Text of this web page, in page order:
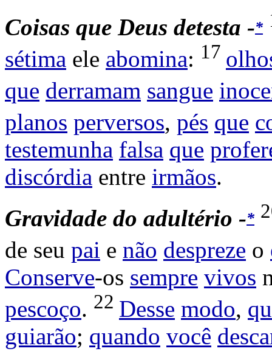
Coisas que Deus detesta -*
sétima ele abomina: 17
que derramam sangue
planos perversos, pés que
testemunha falsa que
discórdia entre irmãos.
Gravidade do adultério -*
de seu pai e não despreze o
Conserve-os sempre vivos
pescoço. 22 Desse modo,
guiarão; quando você